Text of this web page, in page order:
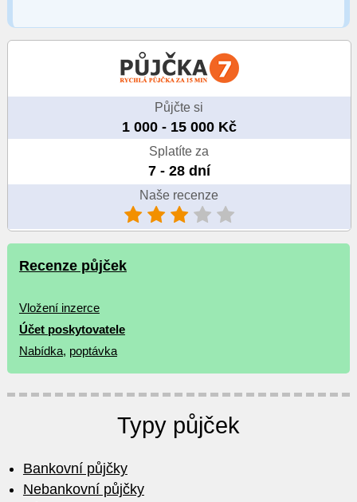
Půjčte si
1 000 - 15 000 Kč
Splatíte za
7 - 28 dní
Naše recenze
Recenze půjček
Vložení inzerce
Účet poskytovatele
Nabídka, poptávka
Typy půjček
Bankovní půjčky
Nebankovní půjčky